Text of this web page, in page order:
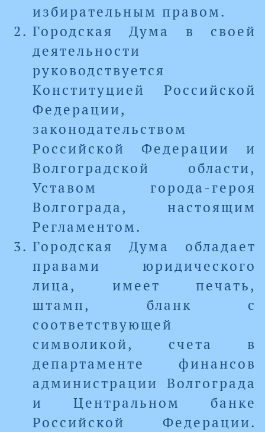
избирательным правом.
Городская Дума в своей
деятельности
руководствуется
Конституцией Российской
Федерации,
законодательством
Российской Федерации и
Волгоградской области,
Уставом города-героя
Волгограда, настоящим
Регламентом.
Городская Дума обладает
правами юридического
лица, имеет печать,
штамп, бланк с
соответствующей
символикой, счета в
департаменте финансов
администрации Волгограда
и Центральном банке
Российской Федерации.